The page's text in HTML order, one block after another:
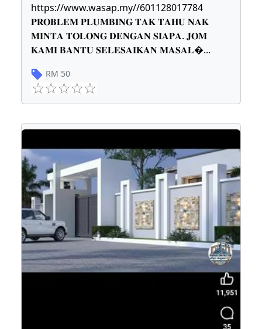
https://www.wasap.my//601128017784
𝐏𝐑𝐎𝐁𝐋𝐄𝐌 𝐏𝐋𝐔𝐌𝐁𝐈𝐍𝐆 𝐓𝐀𝐊 𝐓𝐀𝐇𝐔 𝐍𝐀𝐊
𝐌𝐈𝐍𝐓𝐀 𝐓𝐎𝐋𝐎𝐍𝐆 𝐃𝐄𝐍𝐆𝐀𝐍 𝐒𝐈𝐀𝐏𝐀. 𝐉𝐎𝐌
𝐊𝐀𝐌𝐈 𝐁𝐀𝐍𝐓𝐔 𝐒𝐄𝐋𝐄𝐒𝐀𝐈𝐊𝐀𝐍 𝐌𝐀𝐒𝐀𝐋...
RM 50